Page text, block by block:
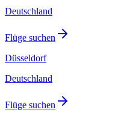
Deutschland
Flüge suchen
Düsseldorf
Deutschland
Flüge suchen